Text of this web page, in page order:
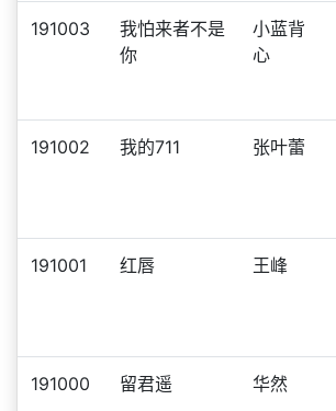
191003
我怕来者不是
你
小蓝背
心
191002 我的711 张叶蕾
191001 红唇 王峰
191000 留君遥 华然